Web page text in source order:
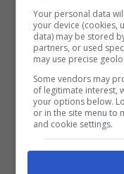
non solo, non
memoriale in
Your personal data
your device (cookies,
data) may be stored
partners, or used
may use precise
Some vendors may
of legitimate interest,
your options below.
or in the site menu to
and cookie settings.